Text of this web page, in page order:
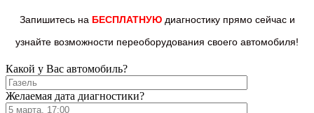
Запишитесь на БЕСПЛАТНУЮдиагностику прямо сейчас и
узнайте возможности переоборудования своего автомобиля!
Какой у Вас автомобиль?
Желаемая дата диагностики?